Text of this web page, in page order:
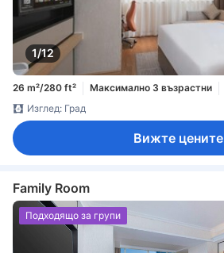
1/12
26 m²/280 ft² Максимално 3 възрастни
Изглед: Град
Вижте цените
Family Room
Подходящо за групи